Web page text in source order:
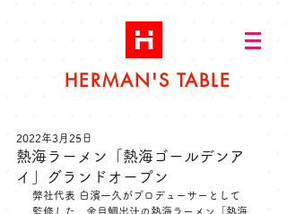
HERMAN'S TABLE
熱海ラーメン「熱海ゴールデンア
イ」グランドオープン
2022年3月25日
弊社代表 白濱一久がプロデューサーとして
監修した、金目鯛出汁の熱海ラーメン「熱海